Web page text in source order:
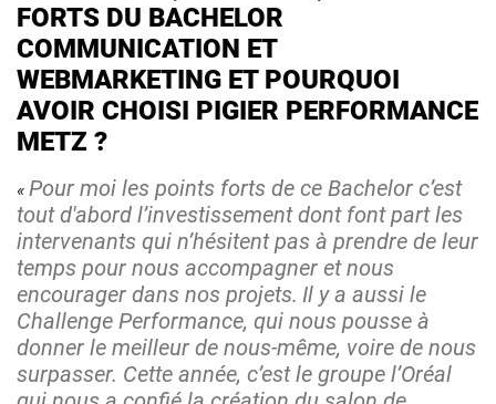
FORTS DU BACHELOR
COMMUNICATION ET
WEBMARKETING ET POURQUOI
AVOIR CHOISI PIGIER PERFORMANCE
METZ ?
Pour moi les points forts de ce Bachelor c’est
tout d'abord l’investissement dont font part les
intervenants qui n’hésitent pas à prendre de leur
temps pour nous accompagner et nous
encourager dans nos projets. Il y a aussi le
Challenge Performance, qui nous pousse à
donner le meilleur de nous-même, voire de nous
surpasser. Cette année, c’est le groupe l’Oréal